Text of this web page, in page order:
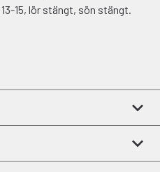
15, lör stängt, sön stängt.